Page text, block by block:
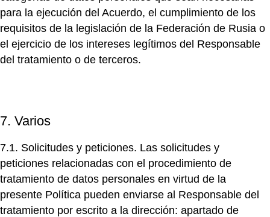
para la ejecución del Acuerdo, el cumplimiento de los
requisitos de la legislación de la Federación de Rusia o
el ejercicio de los intereses legítimos del Responsable
del tratamiento o de terceros.
7. Varios
7.1. Solicitudes y peticiones. Las solicitudes y
peticiones relacionadas con el procedimiento de
tratamiento de datos personales en virtud de la
presente Política pueden enviarse al Responsable del
tratamiento por escrito a la dirección: apartado de